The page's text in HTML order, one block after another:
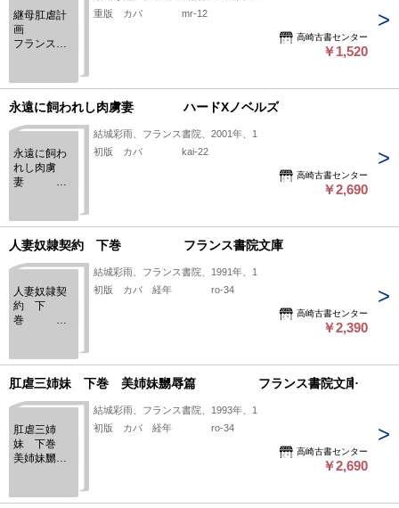
継母肛虐計
画
フランス書
重版 カバ mr-12
高崎古書センター
￥1,520
永遠に飼われし肉虜妻 ハードXノベルズ
永遠に飼わ
れし肉虜
妻
結城彩雨、フランス書院、2001年、1
初版 カバ kai-22
高崎古書センター
￥2,690
人妻奴隷契約 下巻 フランス書院文庫
人妻奴隷契
約 下
巻
結城彩雨、フランス書院、1991年、1
初版 カバ 経年 ro-34
高崎古書センター
￥2,390
肛虐三姉妹 下巻 美姉妹嬲辱篇 フランス書院文庫
肛虐三姉
妹 下巻
美姉妹嬲辱
院文庫
結城彩雨、フランス書院、1993年、1
初版 カバ 経年 ro-34
高崎古書センター
￥2,690